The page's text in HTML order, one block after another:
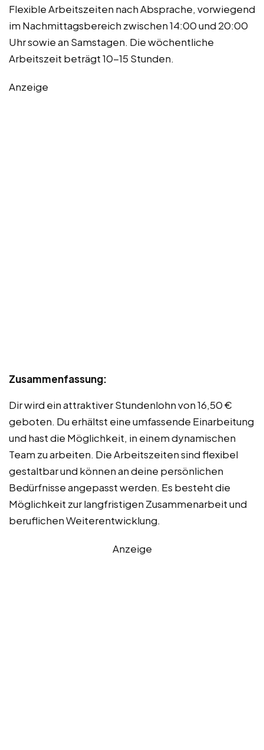
Flexible Arbeitszeiten nach Absprache, vorwiegend
im Nachmittagsbereich zwischen 14:00 und 20:00
Uhr sowie an Samstagen. Die wöchentliche
Arbeitszeit beträgt 10-15 Stunden.
Anzeige
Zusammenfassung:
Dir wird ein attraktiver Stundenlohn von 16,50 €
geboten. Du erhältst eine umfassende Einarbeitung
und hast die Möglichkeit, in einem dynamischen
Team zu arbeiten. Die Arbeitszeiten sind flexibel
gestaltbar und können an deine persönlichen
Bedürfnisse angepasst werden. Es besteht die
Möglichkeit zur langfristigen Zusammenarbeit und
beruflichen Weiterentwicklung.
Anzeige